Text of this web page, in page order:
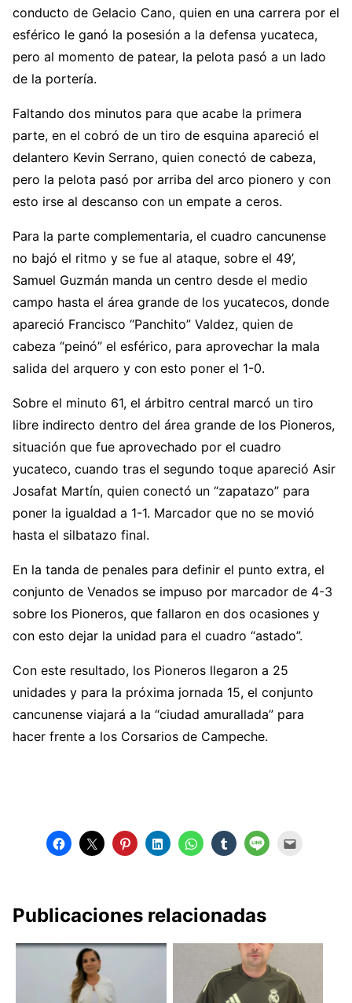
conducto de Gelacio Cano, quien en una carrera por el
esférico le ganó la posesión a la defensa yucateca,
pero al momento de patear, la pelota pasó a un lado
de la portería.
Faltando dos minutos para que acabe la primera
parte, en el cobró de un tiro de esquina apareció el
delantero Kevin Serrano, quien conectó de cabeza,
pero la pelota pasó por arriba del arco pionero y con
esto irse al descanso con un empate a ceros.
Para la parte complementaria, el cuadro cancunense
no bajó el ritmo y se fue al ataque, sobre el 49’,
Samuel Guzmán manda un centro desde el medio
campo hasta el área grande de los yucatecos, donde
apareció Francisco “Panchito” Valdez, quien de
cabeza “peinó” el esférico, para aprovechar la mala
salida del arquero y con esto poner el 1-0.
Sobre el minuto 61, el árbitro central marcó un tiro
libre indirecto dentro del área grande de los Pioneros,
situación que fue aprovechado por el cuadro
yucateco, cuando tras el segundo toque apareció Asir
Josafat Martín, quien conectó un “zapatazo” para
poner la igualdad a 1-1. Marcador que no se movió
hasta el silbatazo final.
En la tanda de penales para definir el punto extra, el
conjunto de Venados se impuso por marcador de 4-3
sobre los Pioneros, que fallaron en dos ocasiones y
con esto dejar la unidad para el cuadro “astado”.
Con este resultado, los Pioneros llegaron a 25
unidades y para la próxima jornada 15, el conjunto
cancunense viajará a la “ciudad amurallada” para
hacer frente a los Corsarios de Campeche.
Publicaciones relacionadas